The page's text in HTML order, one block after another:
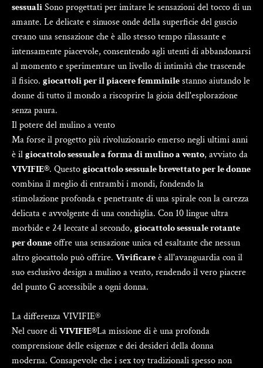
sessualiSono progettati per imitare le sensazioni del tocco di un
amante. Le delicate e sinuose onde della superficie del guscio
creano una sensazione che è allo stesso tempo rilassante e
intensamente piacevole, consentendo agli utenti di abbandonarsi
al momento e sperimentare un livello di intimità che trascende
il fisico. giocattoli per il piacere femminilestanno aiutando le
donne di tutto il mondo a riscoprire la gioia dell'esplorazione
senza paura.
Il potere del mulino a vento
Ma forse il progetto più rivoluzionario emerso negli ultimi anni
è ilgiocattolo sessuale a forma di mulino a vento, avviato da
VIVIFIE®. Questogiocattolo sessuale brevettato per le donne
combina il meglio di entrambi i mondi, fondendo la
stimolazione profonda e penetrante di una spirale con la carezza
delicata e avvolgente di una conchiglia. Con 10 lingue ultra
morbide e 24 leccate al secondo, giocattolo sessuale rotante
per donneoffre una sensazione unica ed esaltante che nessun
altro giocattolo può offrire. Vivificareè all'avanguardia con il
suo esclusivo design a mulino a vento, rendendo il vero piacere
del punto G accessibile a ogni donna.
La differenza VIVIFIE®
Nel cuore diVIVIFIE®La missione di è una profonda
comprensione delle esigenze e dei desideri della donna
moderna. Consapevole che i sex toy tradizionali spesso non